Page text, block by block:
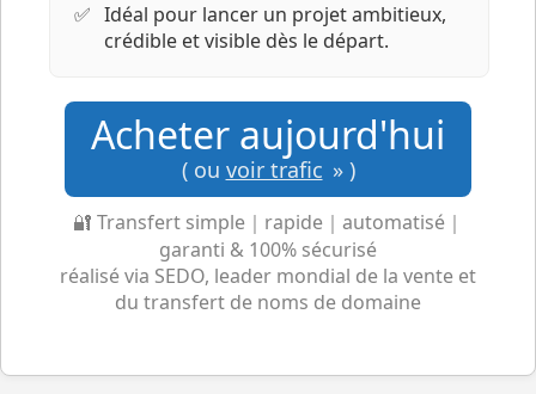
Idéal pour lancer un projet ambitieux,
crédible et visible dès le départ.
Acheter aujourd'hui
( ou voir trafic » )
🔐 Transfert simple｜rapide｜automatisé｜
garanti & 100% sécurisé
réalisé via SEDO, leader mondial de la vente et
du transfert de noms de domaine